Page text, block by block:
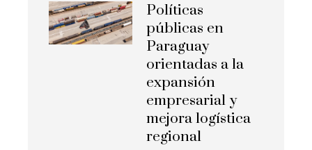
Políticas
públicas en
Paraguay
orientadas a la
expansión
empresarial y
mejora logística
regional